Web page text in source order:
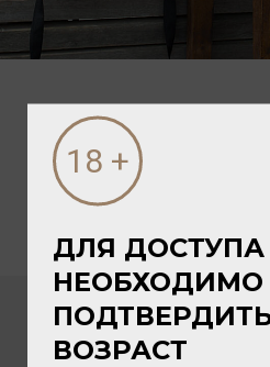
ПОСЛЕДНИЕ НОВОСТИ
ДЛЯ ДОСТУПА
НЕОБХОДИМО
ВОЗРАСТ